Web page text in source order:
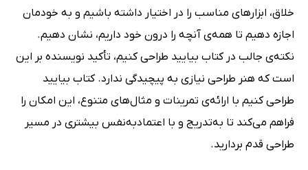
خلاق، ابزارهای مناسب را در اختیار داشته باشیم و به خودمان
اجازه دهیم تا همه‌ی آنچه را درون خود داریم، نشان دهیم.
نکته‌ی جالب در کتاب بیایید طراحی کنیم، تأکید نویسنده بر این
است که هنر طراحی نیازی به پیچیدگی ندارد. کتاب بیایید
طراحی کنیم با ارائه‌ی تمرینات و مثال‌های متنوع، این امکان را
فراهم می‌کند تا به‌تدریج و با اعتمادبه‌نفس بیشتری در مسیر
طراحی قدم بردارید.